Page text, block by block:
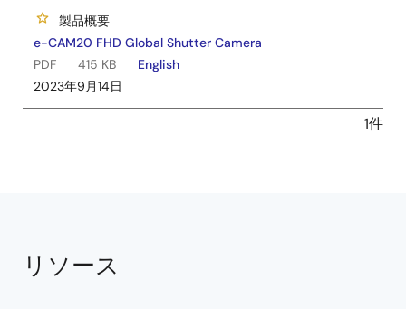
製品概要
e-CAM20 FHD Global Shutter Camera
PDF
415 KB
English
2023年9月14日
1件
リソース